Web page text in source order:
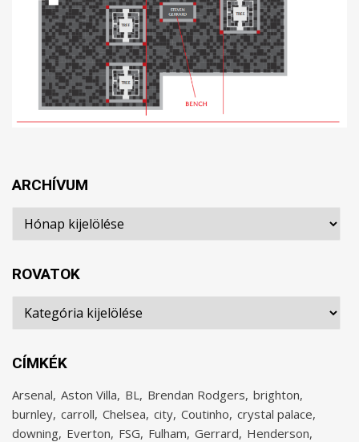
ARCHÍVUM
Archívum
ROVATOK
Rovatok
CÍMKÉK
Arsenal Aston Villa BL Brendan Rodgers brighton
burnley carroll Chelsea city Coutinho crystal palace
downing Everton FSG Fulham Gerrard Henderson